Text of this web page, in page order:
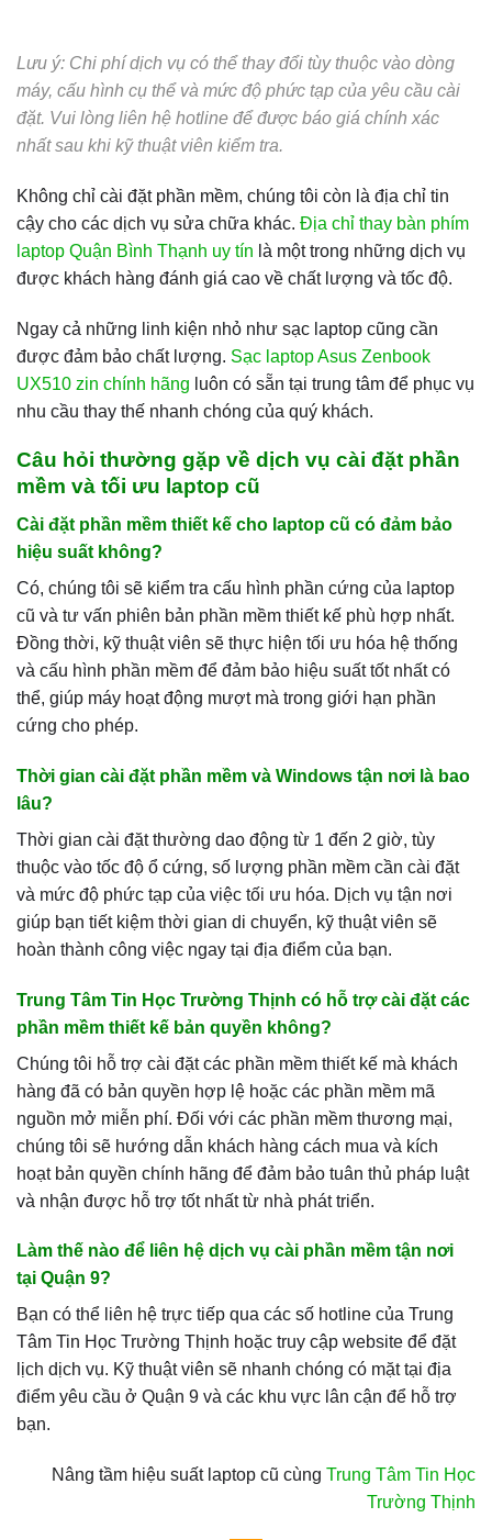
Lưu ý: Chi phí dịch vụ có thể thay đổi tùy thuộc vào dòng
máy, cấu hình cụ thể và mức độ phức tạp của yêu cầu cài
đặt. Vui lòng liên hệ hotline để được báo giá chính xác
nhất sau khi kỹ thuật viên kiểm tra.
Không chỉ cài đặt phần mềm, chúng tôi còn là địa chỉ tin
cậy cho các dịch vụ sửa chữa khác. Địa chỉ thay bàn phím
laptop Quận Bình Thạnh uy tín là một trong những dịch vụ
được khách hàng đánh giá cao về chất lượng và tốc độ.
Ngay cả những linh kiện nhỏ như sạc laptop cũng cần
được đảm bảo chất lượng. Sạc laptop Asus Zenbook
UX510 zin chính hãng luôn có sẵn tại trung tâm để phục vụ
nhu cầu thay thế nhanh chóng của quý khách.
Câu hỏi thường gặp về dịch vụ cài đặt phần
mềm và tối ưu laptop cũ
Cài đặt phần mềm thiết kế cho laptop cũ có đảm bảo
hiệu suất không?
Có, chúng tôi sẽ kiểm tra cấu hình phần cứng của laptop
cũ và tư vấn phiên bản phần mềm thiết kế phù hợp nhất.
Đồng thời, kỹ thuật viên sẽ thực hiện tối ưu hóa hệ thống
và cấu hình phần mềm để đảm bảo hiệu suất tốt nhất có
thể, giúp máy hoạt động mượt mà trong giới hạn phần
cứng cho phép.
Thời gian cài đặt phần mềm và Windows tận nơi là bao
lâu?
Thời gian cài đặt thường dao động từ 1 đến 2 giờ, tùy
thuộc vào tốc độ ổ cứng, số lượng phần mềm cần cài đặt
và mức độ phức tạp của việc tối ưu hóa. Dịch vụ tận nơi
giúp bạn tiết kiệm thời gian di chuyển, kỹ thuật viên sẽ
hoàn thành công việc ngay tại địa điểm của bạn.
Trung Tâm Tin Học Trường Thịnh có hỗ trợ cài đặt các
phần mềm thiết kế bản quyền không?
Chúng tôi hỗ trợ cài đặt các phần mềm thiết kế mà khách
hàng đã có bản quyền hợp lệ hoặc các phần mềm mã
nguồn mở miễn phí. Đối với các phần mềm thương mại,
chúng tôi sẽ hướng dẫn khách hàng cách mua và kích
hoạt bản quyền chính hãng để đảm bảo tuân thủ pháp luật
và nhận được hỗ trợ tốt nhất từ nhà phát triển.
Làm thế nào để liên hệ dịch vụ cài phần mềm tận nơi
tại Quận 9?
Bạn có thể liên hệ trực tiếp qua các số hotline của Trung
Tâm Tin Học Trường Thịnh hoặc truy cập website để đặt
lịch dịch vụ. Kỹ thuật viên sẽ nhanh chóng có mặt tại địa
điểm yêu cầu ở Quận 9 và các khu vực lân cận để hỗ trợ
bạn.
Nâng tầm hiệu suất laptop cũ cùng Trung Tâm Tin Học
Trường Thịnh